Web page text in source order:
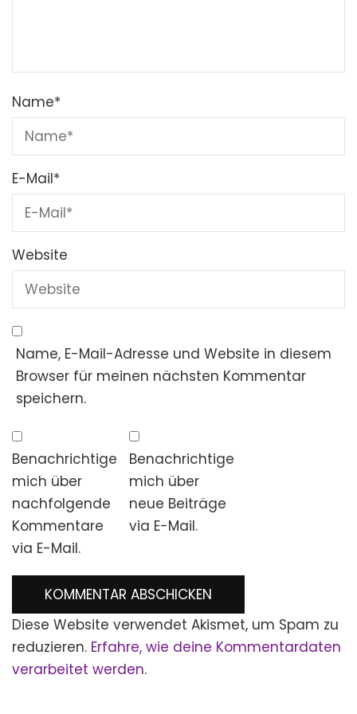
Name*
E-Mail*
Website
Name, E-Mail-Adresse und Website in diesem
Browser für meinen nächsten Kommentar
speichern.
Benachrichtige
mich über
nachfolgende
Kommentare
via E-Mail.
Benachrichtige
mich über
neue Beiträge
via E-Mail.
Diese Website verwendet Akismet, um Spam zu
reduzieren. Erfahre, wie deine Kommentardaten
verarbeitet werden.